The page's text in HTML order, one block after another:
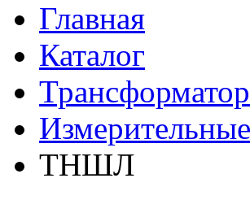
Главная
Каталог
ТНШЛ